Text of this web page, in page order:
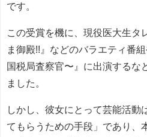
です。
この受賞を機に、現役医大生タ
ま御殿!!』などのバラエティ番
国税局査察官〜』に出演するな
ました。
しかし、彼女にとって芸能活動
てもらうための手段」であり、